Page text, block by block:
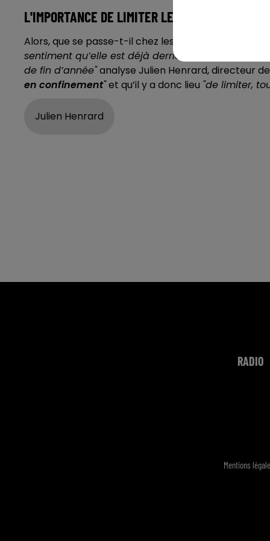
L'IMPORTANCE DE LIMITER LES DÉPLACEMENTS
Alors, que se passe-t-il chez les Ornais ?
sentiment qu’elle est déjà derrière nous et
de fin d’année"analyse Julien Henrard, directeur
en confinement"et qu’il y a donc lieu "de limiter,
Julien Henrard
RADIO
Mentions